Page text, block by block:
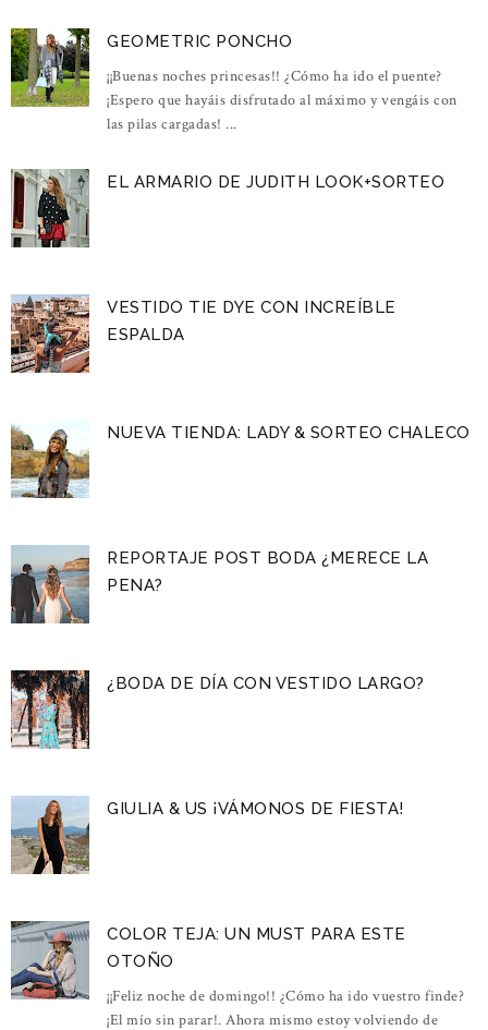
GEOMETRIC PONCHO
¡¡Buenas noches princesas!! ¿Cómo ha ido el puente?
¡Espero que hayáis disfrutado al máximo y vengáis con
las pilas cargadas! ...
EL ARMARIO DE JUDITH LOOK+SORTEO
VESTIDO TIE DYE CON INCREÍBLE
ESPALDA
NUEVA TIENDA: LADY & SORTEO CHALECO
REPORTAJE POST BODA ¿MERECE LA
PENA?
¿BODA DE DÍA CON VESTIDO LARGO?
GIULIA & US ¡VÁMONOS DE FIESTA!
COLOR TEJA: UN MUST PARA ESTE
OTOÑO
¡¡Feliz noche de domingo!! ¿Cómo ha ido vuestro finde?
¡El mío sin parar!. Ahora mismo estoy volviendo de